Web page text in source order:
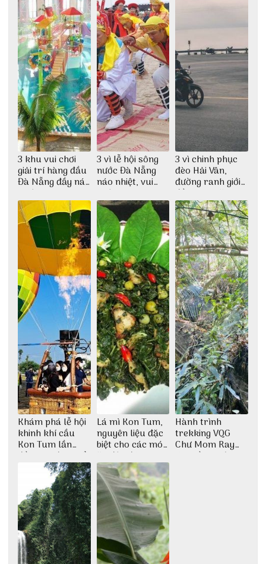
3 khu vui chơi
giải trí hàng đầu
Đà Nẵng đầy náo
nhiệt
3 vì lễ hội sông
nước Đà Nẵng
náo nhiệt, vui
nhộn
3 vì chinh phục
đèo Hải Vân,
đường ranh giới
đầy mê hoặc
Khám phá lễ hội
khinh khí cầu
Kon Tum lần
đầu tiên được tổ
Lá mì Kon Tum,
nguyên liệu đặc
biệt cho các món
ăn độc đáo
Hành trình
trekking VQG
Chư Mom Ray
tìm về núi rừng